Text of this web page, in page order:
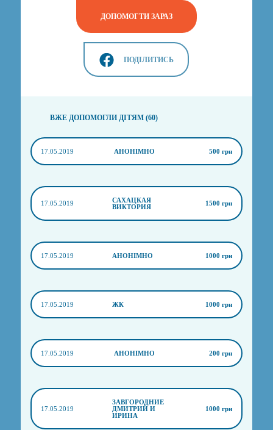
ДОПОМОГТИ ЗАРАЗ
ПОДІЛИТИСЬ
ВЖЕ ДОПОМОГЛИ ДІТЯМ (60)
17.05.2019 АНОНІМНО 500 грн
17.05.2019
САХАЦКАЯ
ВИКТОРИЯ
1500 грн
17.05.2019 АНОНІМНО 1000 грн
17.05.2019 ЖК 1000 грн
17.05.2019 АНОНІМНО 200 грн
17.05.2019
ЗАВГОРОДНИЕ
ДМИТРИЙ И
ИРИНА
1000 грн